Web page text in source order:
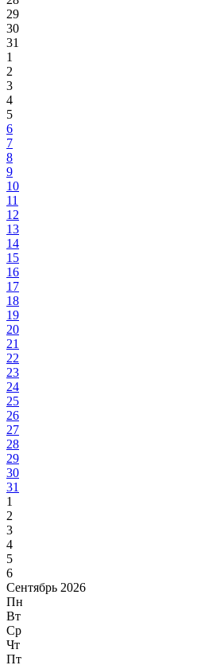
29
30
31
1
2
3
4
5
6
7
8
9
10
11
12
13
14
15
16
17
18
19
20
21
22
23
24
25
26
27
28
29
30
31
1
2
3
4
5
6
Сентябрь 2026
Пн
Вт
Ср
Чт
Пт